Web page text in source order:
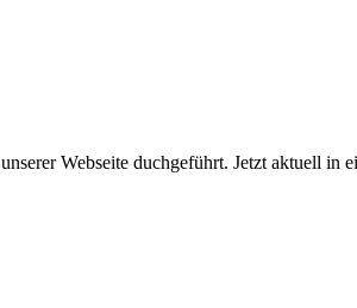
Webseite duchgeführt. Jetzt aktuell in